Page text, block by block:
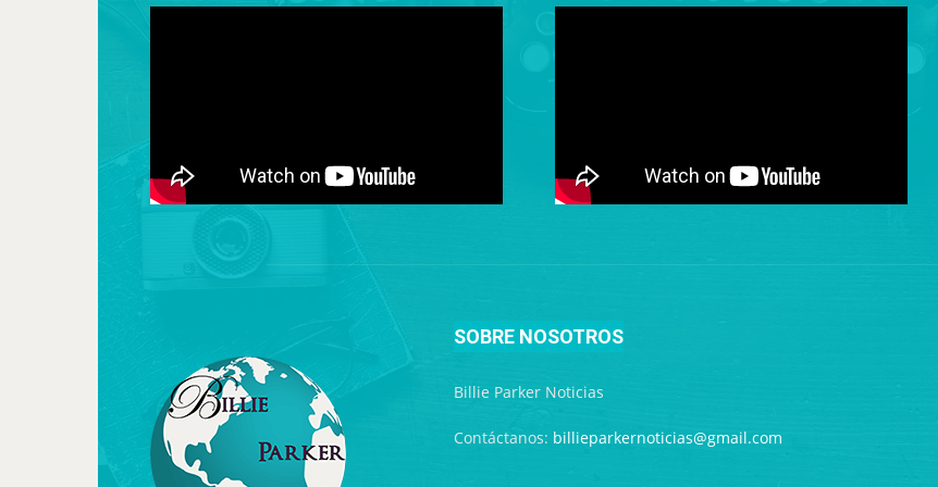
SOBRE NOSOTROS
Billie Parker Noticias
Contáctanos: billieparkernoticias@gmail.com